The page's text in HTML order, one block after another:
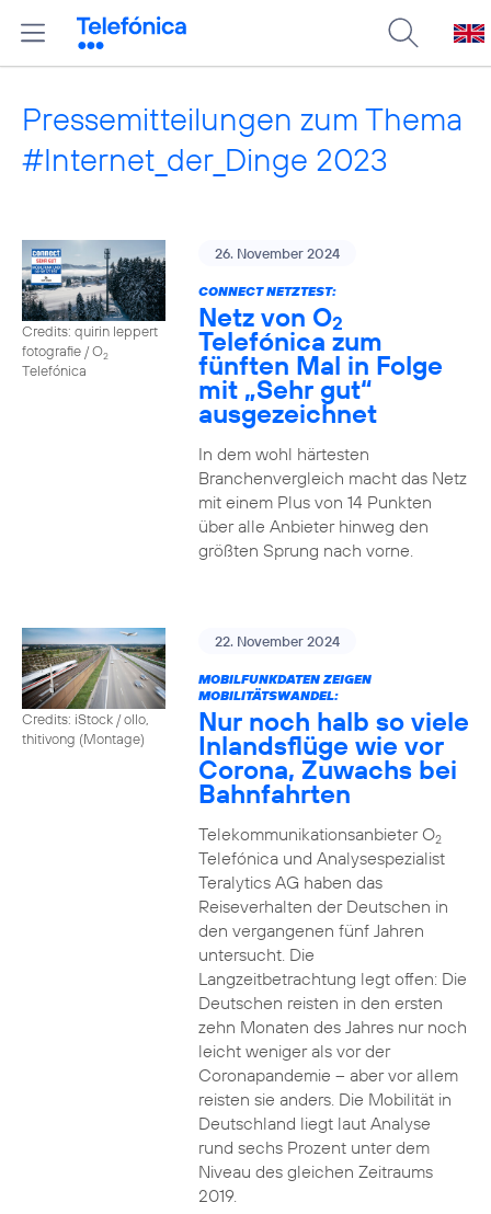
Pressemitteilungen zum Thema
#Internet_der_Dinge 2023
Credits: quirin leppert
fotografie / O2
Telefónica
26. November 2024
CONNECT NETZTEST:
Netz von O2
Telefónica zum
fünften Mal in Folge
mit „Sehr gut“
ausgezeichnet
In dem wohl härtesten
Branchenvergleich macht das Netz
mit einem Plus von 14 Punkten
über alle Anbieter hinweg den
größten Sprung nach vorne.
Credits: iStock / ollo,
thitivong (Montage)
22. November 2024
MOBILFUNKDATEN ZEIGEN
MOBILITÄTSWANDEL:
Nur noch halb so viele
Inlandsflüge wie vor
Corona, Zuwachs bei
Bahnfahrten
Telekommunikationsanbieter O2
Telefónica und Analysespezialist
Teralytics AG haben das
Reiseverhalten der Deutschen in
den vergangenen fünf Jahren
untersucht. Die
Langzeitbetrachtung legt offen: Die
Deutschen reisten in den ersten
zehn Monaten des Jahres nur noch
leicht weniger als vor der
Coronapandemie – aber vor allem
reisten sie anders. Die Mobilität in
Deutschland liegt laut Analyse
rund sechs Prozent unter dem
Niveau des gleichen Zeitraums
2019.